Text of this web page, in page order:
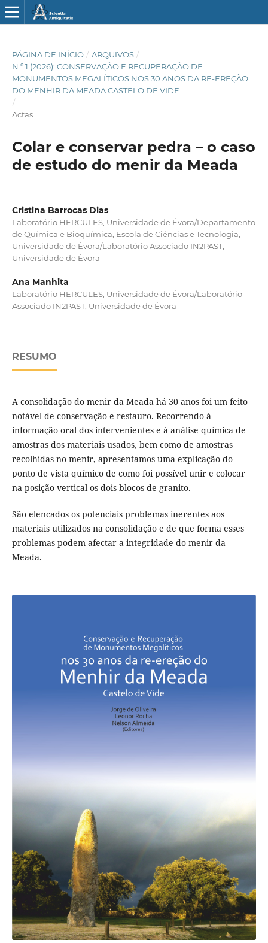
PÁGINA DE INÍCIO / ARQUIVOS /
N.º 1 (2026): CONSERVAÇÃO E RECUPERAÇÃO DE
MONUMENTOS MEGALÍTICOS NOS 30 ANOS DA RE-EREÇÃO
DO MENHIR DA MEADA CASTELO DE VIDE
/
Actas
Colar e conservar pedra – o caso
de estudo do menir da Meada
Cristina Barrocas Dias
Laboratório HERCULES, Universidade de Évora/Departamento
de Química e Bioquímica, Escola de Ciências e Tecnologia,
Universidade de Évora/Laboratório Associado IN2PAST,
Universidade de Évora
Ana Manhita
Laboratório HERCULES, Universidade de Évora/Laboratório
Associado IN2PAST, Universidade de Évora
RESUMO
A consolidação do menir da Meada há 30 anos foi um feito
notável de conservação e restauro. Recorrendo à
informação oral dos intervenientes e à análise química de
amostras dos materiais usados, bem como de amostras
recolhidas no menir, apresentamos uma explicação do
ponto de vista químico de como foi possível unir e colocar
na posição vertical os dois blocos de granito.
São elencados os potenciais problemas inerentes aos
materiais utilizados na consolidação e de que forma esses
problemas podem afectar a integridade do menir da
Meada.